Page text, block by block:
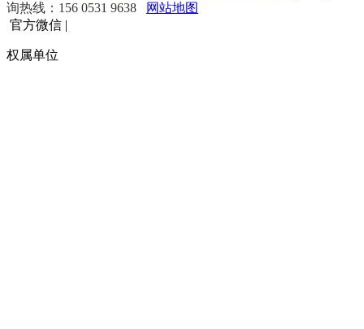
询热线：156 0531 9638
网站地图
官方微信 |
权属单位